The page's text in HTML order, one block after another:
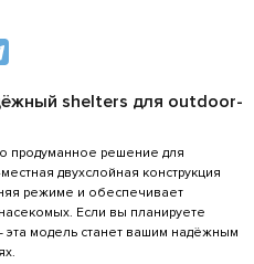
shelters для outdoor-
продуманное решение для
двухслойная конструкция
режиме и обеспечивает
Если вы планируете
эта модель станет вашим надёжным